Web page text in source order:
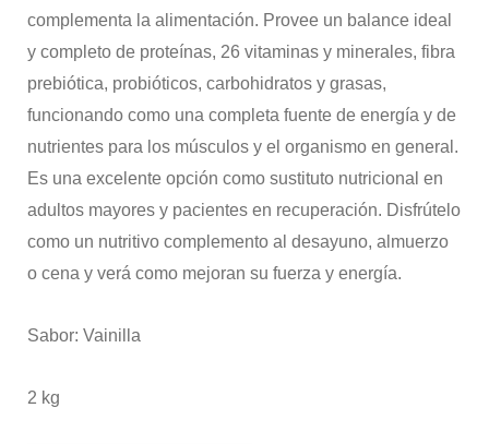
complementa la alimentación. Provee un balance ideal
y completo de proteínas, 26 vitaminas y minerales, fibra
prebiótica, probióticos, carbohidratos y grasas,
funcionando como una completa fuente de energía y de
nutrientes para los músculos y el organismo en general.
Es una excelente opción como sustituto nutricional en
adultos mayores y pacientes en recuperación. Disfrútelo
como un nutritivo complemento al desayuno, almuerzo
o cena y verá como mejoran su fuerza y energía.
Sabor: Vainilla
2 kg